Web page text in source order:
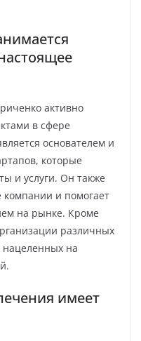
активно
в сфере
основателем и
которые
и услуги. Он также
компании и помогает
на рынке. Кроме
различных
на
имеет